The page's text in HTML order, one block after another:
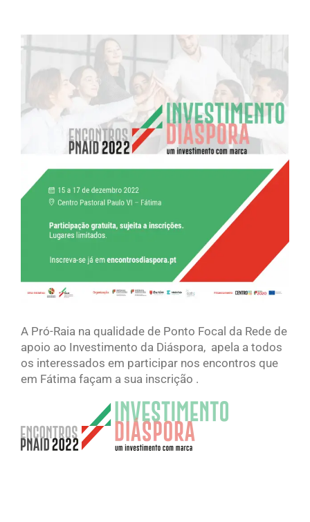
Image
A Pró-Raia na qualidade de Ponto Focal da Rede de
apoio ao Investimento da Diáspora, apela a todos
os interessados em participar nos encontros que
em Fátima façam a sua inscrição .